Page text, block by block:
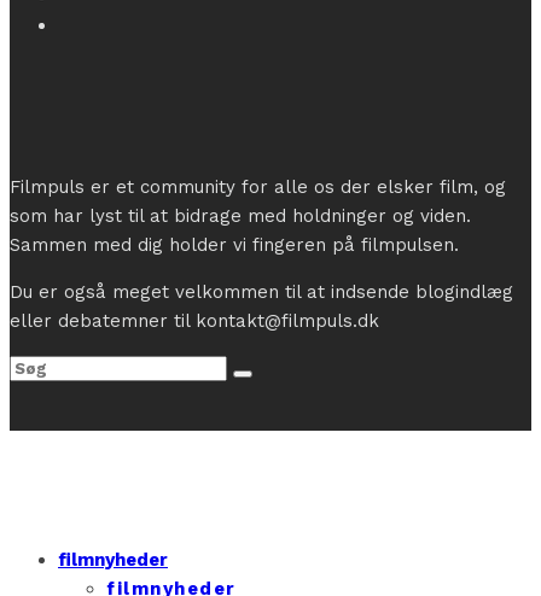
Filmpuls er et community for alle os der elsker film, og
som har lyst til at bidrage med holdninger og viden.
Sammen med dig holder vi fingeren på filmpulsen.
Du er også meget velkommen til at indsende blogindlæg
eller debatemner til kontakt@filmpuls.dk
filmnyheder
filmnyheder